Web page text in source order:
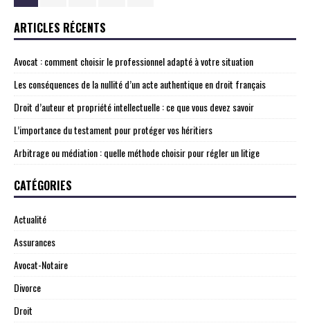
ARTICLES RÉCENTS
Avocat : comment choisir le professionnel adapté à votre situation
Les conséquences de la nullité d’un acte authentique en droit français
Droit d’auteur et propriété intellectuelle : ce que vous devez savoir
L’importance du testament pour protéger vos héritiers
Arbitrage ou médiation : quelle méthode choisir pour régler un litige
CATÉGORIES
Actualité
Assurances
Avocat-Notaire
Divorce
Droit